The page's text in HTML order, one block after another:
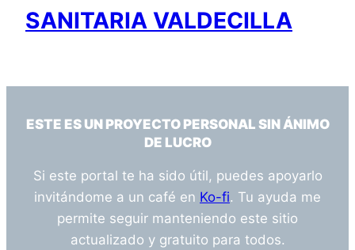
SANITARIA VALDECILLA
ESTE ES UN PROYECTO PERSONAL SIN ÁNIMO
DE LUCRO
Si este portal te ha sido útil, puedes apoyarlo
invitándome a un café en Ko-fi. Tu ayuda me
permite seguir manteniendo este sitio
actualizado y gratuito para todos.